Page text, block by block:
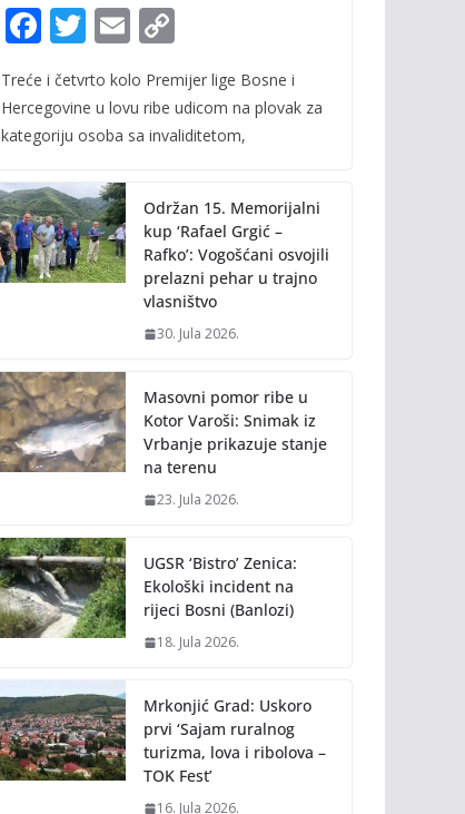
F
ac
e
b
o
k
T
w
itt
er
E
ai
l
p
y
n
k
Treće i četvrto kolo Premijer lige Bosne i
Hercegovine u lovu ribe udicom na plovak za
kategoriju osoba sa invaliditetom,
Održan 15. Memorijalni
kup ‘Rafael Grgić –
Rafko’: Vogošćani osvojili
prelazni pehar u trajno
vlasništvo
30. Jula 2026.
Masovni pomor ribe u
Kotor Varoši: Snimak iz
Vrbanje prikazuje stanje
na terenu
23. Jula 2026.
UGSR ‘Bistro’ Zenica:
Ekološki incident na
rijeci Bosni (Banlozi)
18. Jula 2026.
Mrkonjić Grad: Uskoro
prvi ‘Sajam ruralnog
turizma, lova i ribolova –
TOK Fest’
16. Jula 2026.